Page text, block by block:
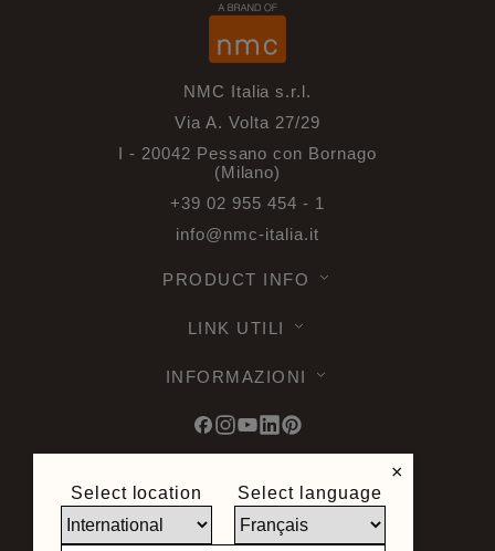
NMC Italia s.r.l.
Via A. Volta 27/29
I - 20042 Pessano con Bornago
(Milano)
+39 02 955 454 - 1
info@nmc-italia.it
PRODUCT INFO
LINK UTILI
INFORMAZIONI
© 2026 Noel & Marquet. Tutti i diritti
riservati - Protezione dei dati GDPR
-Condizioni d'Uso -Esonero di
×
Select location Select language